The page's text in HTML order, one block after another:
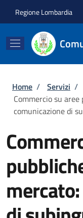
Regione Lombardia
Briciole
Home / Servizi /
Commercio su
comunicazione di